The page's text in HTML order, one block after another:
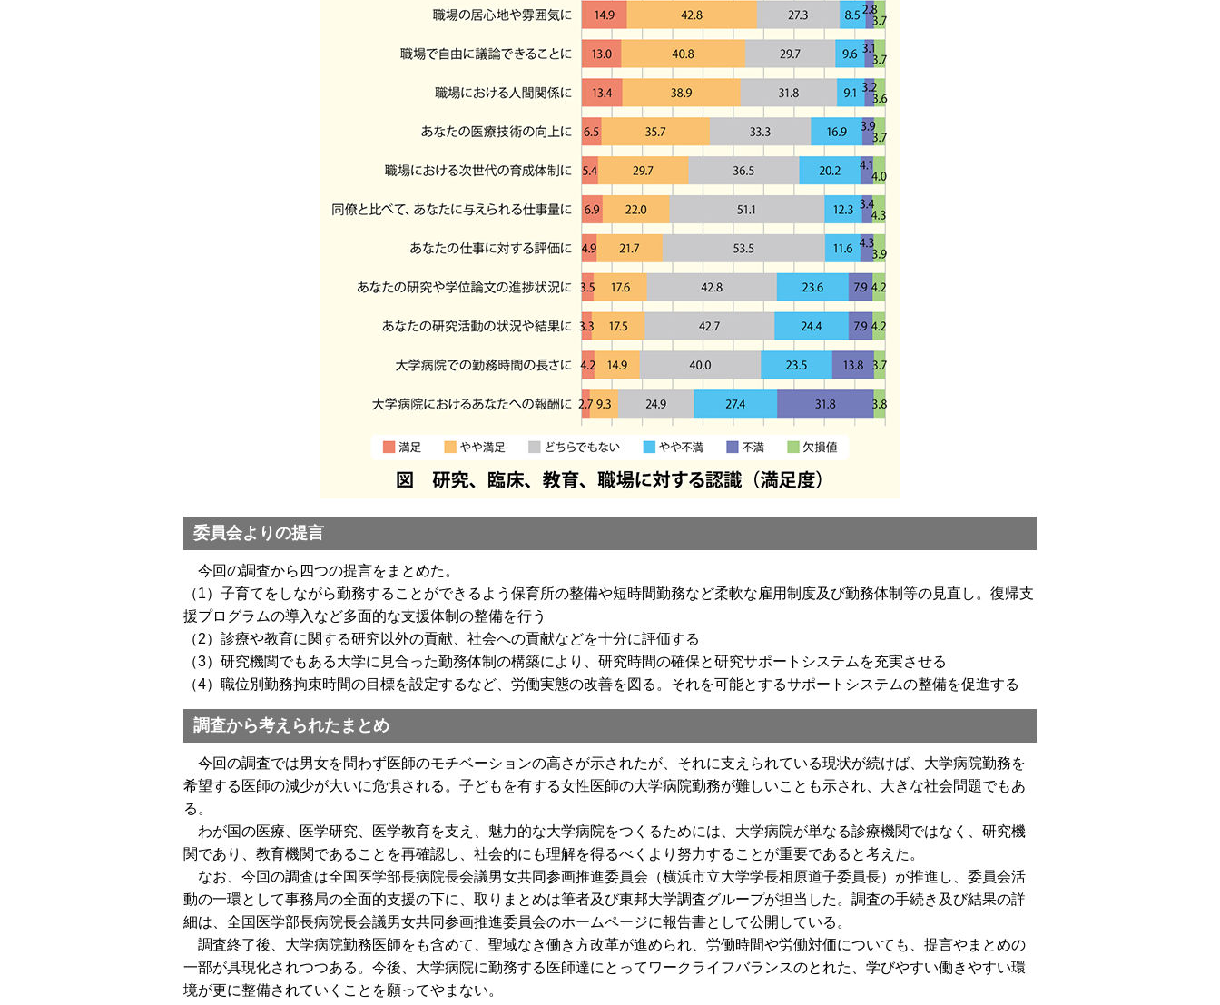
委員会よりの提言
今回の調査から四つの提言をまとめた。
（1）子育てをしながら勤務することができるよう保育所の整備や短時間勤務など柔軟な雇用制度及び勤務体制等の見直し。復帰支
援プログラムの導入など多面的な支援体制の整備を行う
（2）診療や教育に関する研究以外の貢献、社会への貢献などを十分に評価する
（3）研究機関でもある大学に見合った勤務体制の構築により、研究時間の確保と研究サポートシステムを充実させる
（4）職位別勤務拘束時間の目標を設定するなど、労働実態の改善を図る。それを可能とするサポートシステムの整備を促進する
調査から考えられたまとめ
今回の調査では男女を問わず医師のモチベーションの高さが示されたが、それに支えられている現状が続けば、大学病院勤務を
希望する医師の減少が大いに危惧される。子どもを有する女性医師の大学病院勤務が難しいことも示され、大きな社会問題でもあ
る。
わが国の医療、医学研究、医学教育を支え、魅力的な大学病院をつくるためには、大学病院が単なる診療機関ではなく、研究機
関であり、教育機関であることを再確認し、社会的にも理解を得るべくより努力することが重要であると考えた。
なお、今回の調査は全国医学部長病院長会議男女共同参画推進委員会（横浜市立大学学長相原道子委員長）が推進し、委員会活
動の一環として事務局の全面的支援の下に、取りまとめは筆者及び東邦大学調査グループが担当した。調査の手続き及び結果の詳
細は、全国医学部長病院長会議男女共同参画推進委員会のホームページに報告書として公開している。
調査終了後、大学病院勤務医師をも含めて、聖域なき働き方改革が進められ、労働時間や労働対価についても、提言やまとめの
一部が具現化されつつある。今後、大学病院に勤務する医師達にとってワークライフバランスのとれた、学びやすい働きやすい環
境が更に整備されていくことを願ってやまない。